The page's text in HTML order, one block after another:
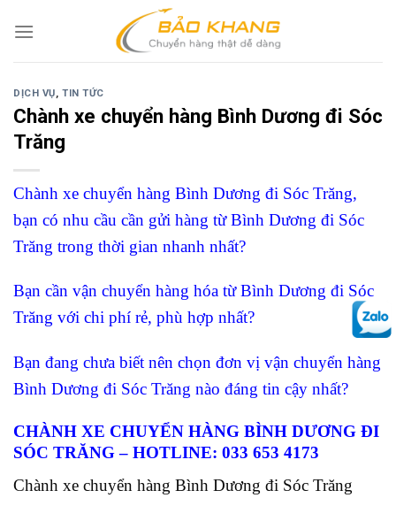
DỊCH VỤ,TIN TỨC
Chành xe chuyển hàng Bình Dương đi Sóc
Trăng
Chành xe chuyển hàng Bình Dương đi Sóc Trăng,
bạn có nhu cầu cần gửi hàng từ Bình Dương đi Sóc
Trăng trong thời gian nhanh nhất?
Bạn cần vận chuyển hàng hóa từ Bình Dương đi Sóc
Trăng với chi phí rẻ, phù hợp nhất?
Bạn đang chưa biết nên chọn đơn vị vận chuyển hàng
Bình Dương đi Sóc Trăng nào đáng tin cậy nhất?
CHÀNH XE CHUYỂN HÀNG BÌNH DƯƠNG ĐI
SÓC TRĂNG – HOTLINE: 033 653 4173
Chành xe chuyển hàng Bình Dương đi Sóc Trăng